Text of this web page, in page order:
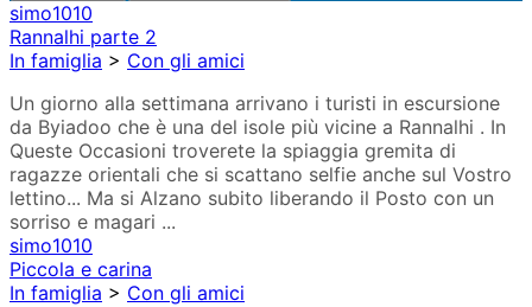
simo1010
Rannalhi parte 2
In famiglia > Con gli amici
Un giorno alla settimana arrivano i turisti in escursione
da Byiadoo che è una del isole più vicine a Rannalhi . In
Queste Occasioni troverete la spiaggia gremita di
ragazze orientali che si scattano selfie anche sul Vostro
lettino... Ma si Alzano subito liberando il Posto con un
sorriso e magari ...
simo1010
Piccola e carina
In famiglia > Con gli amici